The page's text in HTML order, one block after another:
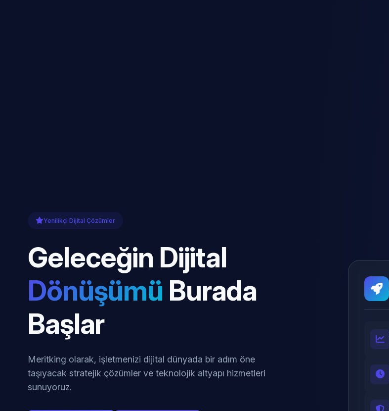
Yenilikçi Dijital Çözümler
Geleceğin Dijital
Dönüşümü Burada
Başlar
Meritking olarak, işletmenizi dijital dünyada bir adım öne
taşıyacak stratejik çözümler ve teknolojik altyapı hizmetleri
sunuyoruz.